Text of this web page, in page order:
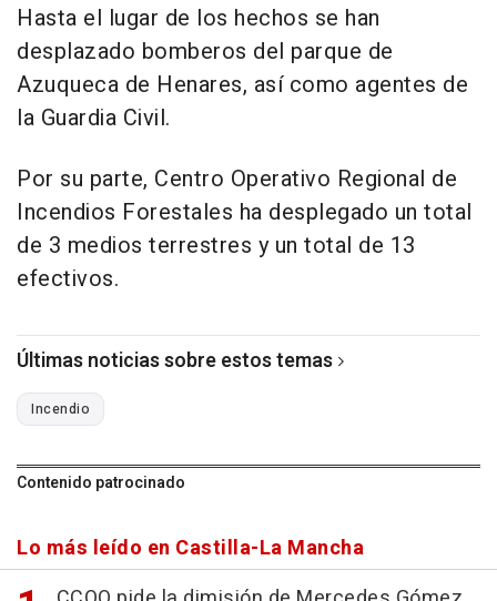
Hasta el lugar de los hechos se han
desplazado bomberos del parque de
Azuqueca de Henares, así como agentes de
la Guardia Civil.
Por su parte, Centro Operativo Regional de
Incendios Forestales ha desplegado un total
de 3 medios terrestres y un total de 13
efectivos.
Últimas noticias sobre estos temas
Incendio
Contenido patrocinado
Lo más leído en Castilla-La Mancha